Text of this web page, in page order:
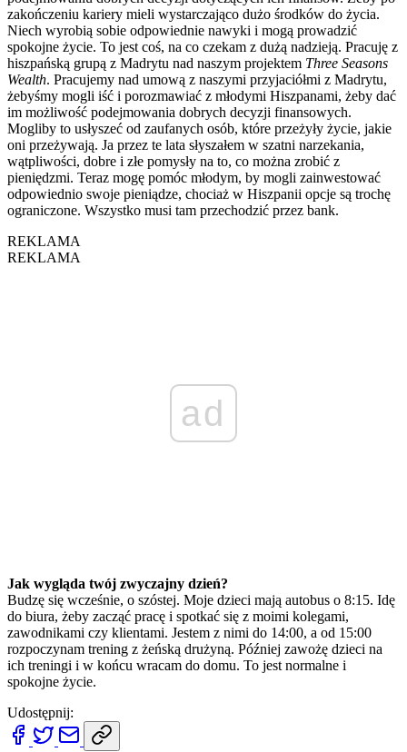
zakończeniu kariery mieli wystarczająco dużo środków do życia.
Niech wyrobią sobie odpowiednie nawyki i mogą prowadzić
spokojne życie. To jest coś, na co czekam z dużą nadzieją. Pracuję z
hiszpańską grupą z Madrytu nad naszym projektem Three Seasons
Wealth. Pracujemy nad umową z naszymi przyjaciółmi z Madrytu,
żebyśmy mogli iść i porozmawiać z młodymi Hiszpanami, żeby dać
im możliwość podejmowania dobrych decyzji finansowych.
Mogliby to usłyszeć od zaufanych osób, które przeżyły życie, jakie
oni przeżywają. Ja przez te lata słyszałem w szatni narzekania,
wątpliwości, dobre i złe pomysły na to, co można zrobić z
pieniędzmi. Teraz mogę pomóc młodym, by mogli zainwestować
odpowiednio swoje pieniądze, chociaż w Hiszpanii opcje są trochę
ograniczone. Wszystko musi tam przechodzić przez bank.
REKLAMA
REKLAMA
ad
Jak wygląda twój zwyczajny dzień?
Budzę się wcześnie, o szóstej. Moje dzieci mają autobus o 8:15. Idę
do biura, żeby zacząć pracę i spotkać się z moimi kolegami,
zawodnikami czy klientami. Jestem z nimi do 14:00, a od 15:00
rozpoczynam trening z żeńską drużyną. Później zawożę dzieci na
ich treningi i w końcu wracam do domu. To jest normalne i
spokojne życie.
Udostępnij: